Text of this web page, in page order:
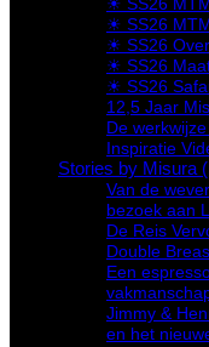
☀ SS26
☀ SS26
☀ SS26
☀ SS26
12,5 Jaar
De
Inspiratie
Stories by Misura
Van de
bezoek aan
De Reis
Double
Een
Jimmy &
en het